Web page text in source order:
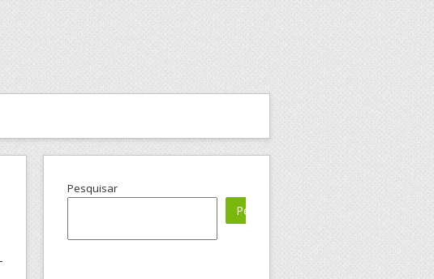
Pesquisar
Pesquisar